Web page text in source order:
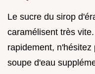
Le sucre du sirop
caramélisent très
rapidement,
soupe d'eau